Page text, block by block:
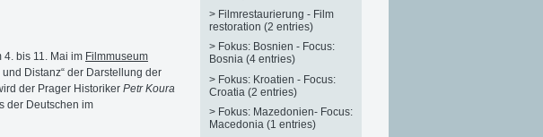
4. bis 11. Mai im Filmmuseum
Distanz“ der Darstellung der
der Prager Historiker Petr Koura
der Deutschen im
> Filmrestaurierung - Film
restoration (2 entries)
> Fokus: Bosnien - Focus:
Bosnia (4 entries)
> Fokus: Kroatien - Focus:
Croatia (2 entries)
> Fokus: Mazedonien- Focus:
Macedonia (1 entries)